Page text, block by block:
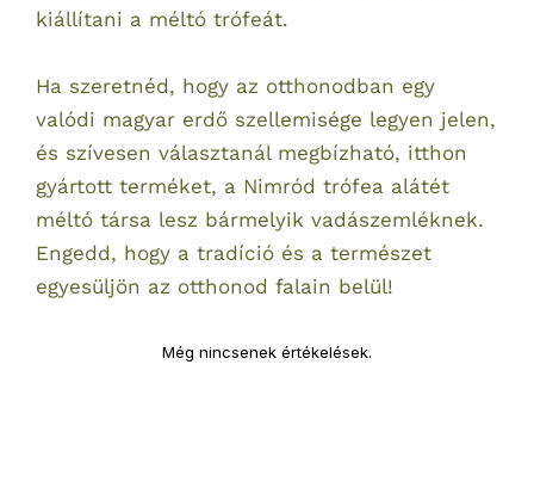
kiállítani a méltó trófeát.
Ha szeretnéd, hogy az otthonodban egy
valódi magyar erdő szellemisége legyen jelen,
és szívesen választanál megbízható, itthon
gyártott terméket, a Nimród trófea alátét
méltó társa lesz bármelyik vadászemléknek.
Engedd, hogy a tradíció és a természet
egyesüljön az otthonod falain belül!
Még nincsenek értékelések.